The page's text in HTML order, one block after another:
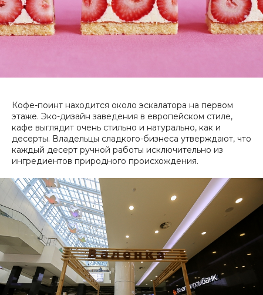
Кофе-поинт находится около эскалатора на первом
этаже. Эко-дизайн заведения в европейском стиле,
кафе выглядит очень стильно и натурально, как и
десерты. Владельцы сладкого-бизнеса утверждают, что
каждый десерт ручной работы исключительно из
ингредиентов природного происхождения.